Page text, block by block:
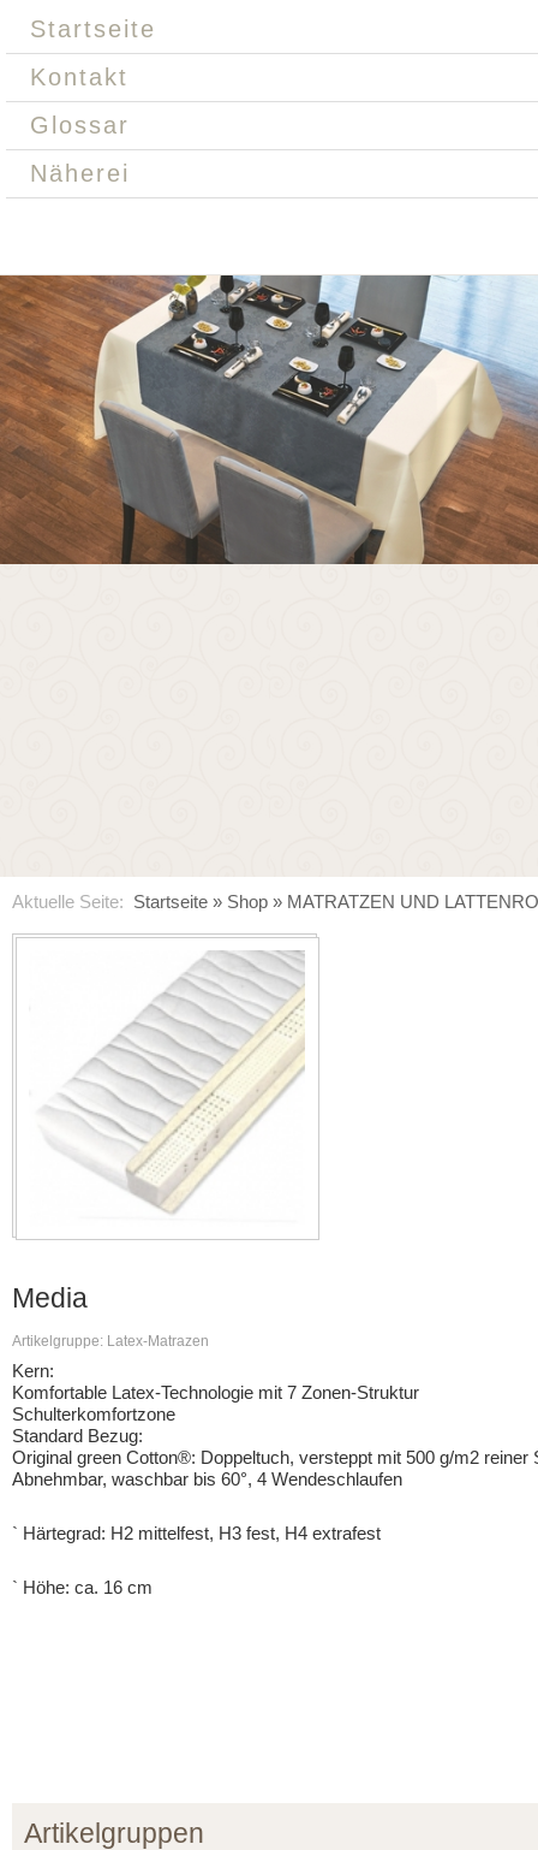
Startseite
Kontakt
Glossar
Näherei
Aktuelle Seite: Startseite » Shop » MATRATZEN UND
Artikelgruppen
Media
Artikelgruppe: Latex-Matrazen
Kern:
Komfortable Latex-Technologie mit 7 Zonen-Struktur
Schulterkomfortzone
Standard Bezug:
Original green Cotton®: Doppeltuch, versteppt mit 500 g/m2 reiner
Abnehmbar, waschbar bis 60°, 4 Wendeschlaufen
` Härtegrad: H2 mittelfest, H3 fest, H4 extrafest
` Höhe: ca. 16 cm